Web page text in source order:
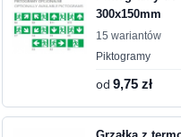
300x150mm
15 wariantów
Piktogramy
od9,75 zł